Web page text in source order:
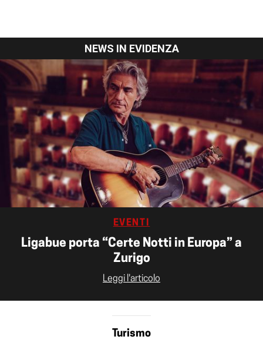
NEWS IN EVIDENZA
EVENTI
Ligabue porta “Certe Notti in Europa” a
Zurigo
Leggi l'articolo
Turismo